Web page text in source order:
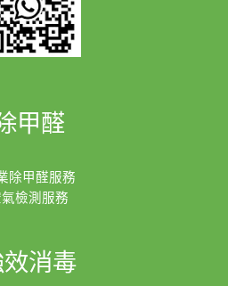
甲醛
除甲醛服務
檢測服務
消毒